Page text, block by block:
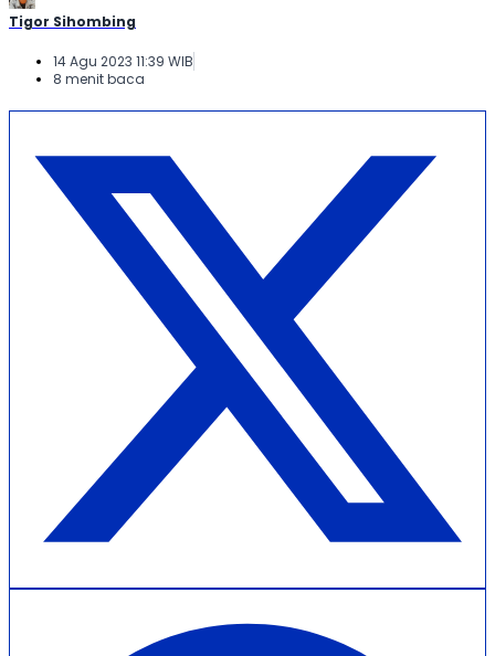
Tigor Sihombing
14 Agu 2023 11:39 WIB
8 menit baca